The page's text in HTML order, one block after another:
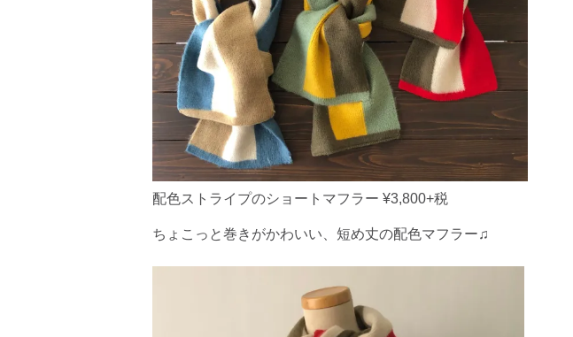
配色ストライプのショートマフラー ¥3,800+税
ちょこっと巻きがかわいい、短め丈の配色マフラー♫